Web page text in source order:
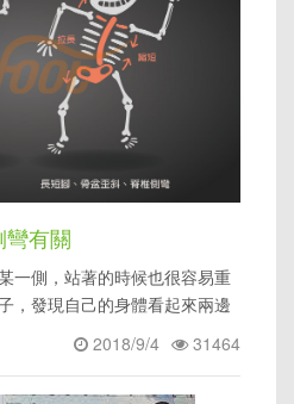
有關
一側，站著的時候也很容易重
，發現自己的身體看起來兩邊
31464
2018/9/4